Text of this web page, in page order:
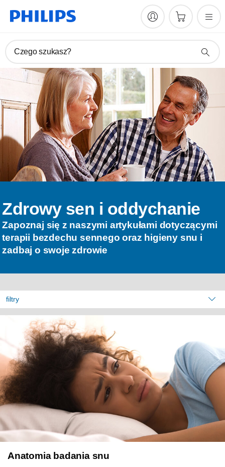
Czego szukasz?
Zdrowy sen i oddychanie
Zapoznaj się z naszymi artykułami dotyczącymi
terapii bezdechu sennego oraz higieny snu i
zadbaj o swoje zdrowie
filtry
Anatomia badania snu